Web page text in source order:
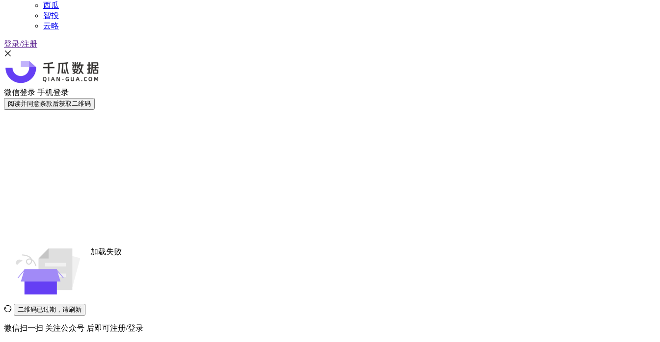
西瓜
智投
云略
登录/注册
微信登录 手机登录
阅读并同意条款后获取二维码
加载失败
二维码已过期，请刷新
微信扫一扫 关注公众号 后即可注册/登录